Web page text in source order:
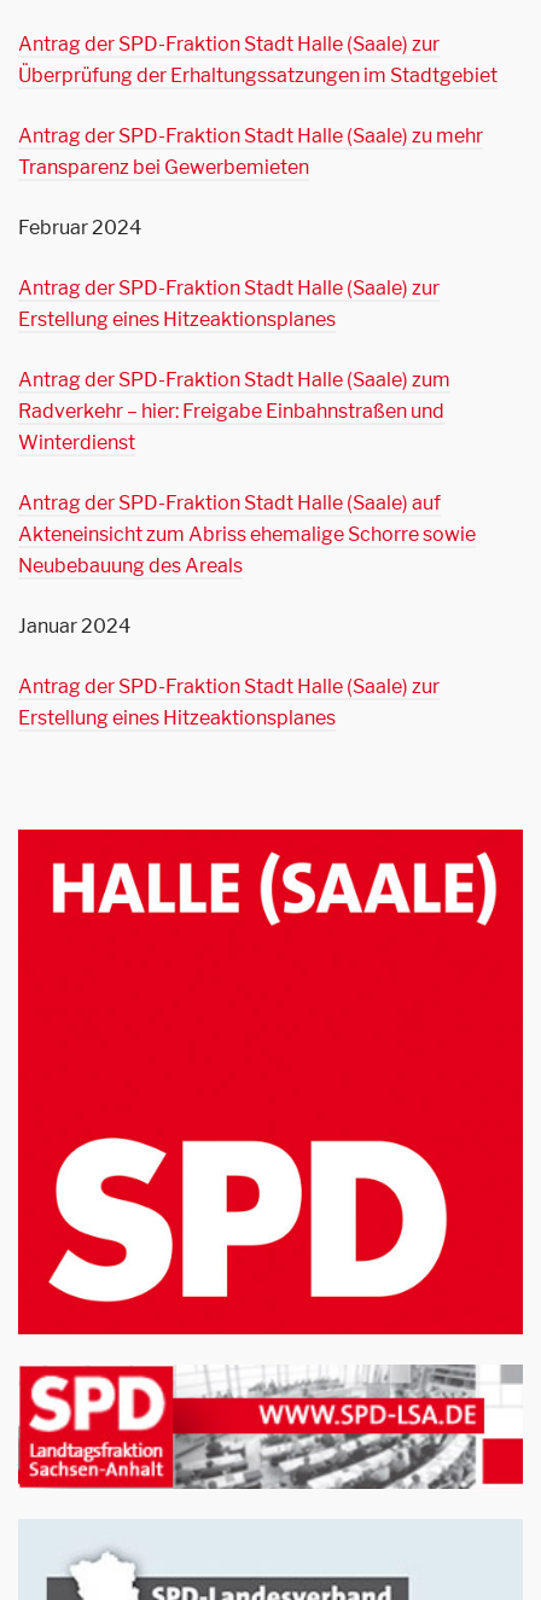
Antrag der SPD-Fraktion Stadt Halle (Saale) zur
Überprüfung der Erhaltungssatzungen im Stadtgebiet
Antrag der SPD-Fraktion Stadt Halle (Saale) zu mehr
Transparenz bei Gewerbemieten
Februar 2024
Antrag der SPD-Fraktion Stadt Halle (Saale) zur
Erstellung eines Hitzeaktionsplanes
Antrag der SPD-Fraktion Stadt Halle (Saale) zum
Radverkehr – hier: Freigabe Einbahnstraßen und
Winterdienst
Antrag der SPD-Fraktion Stadt Halle (Saale) auf
Akteneinsicht zum Abriss ehemalige Schorre sowie
Neubebauung des Areals
Januar 2024
Antrag der SPD-Fraktion Stadt Halle (Saale) zur
Erstellung eines Hitzeaktionsplanes